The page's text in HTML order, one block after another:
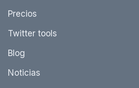
Precios
Twitter tools
Blog
Noticias